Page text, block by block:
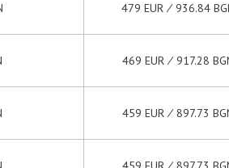
479 EUR ∕ 936.84
469 EUR ∕ 917.28
459 EUR ∕ 897.73